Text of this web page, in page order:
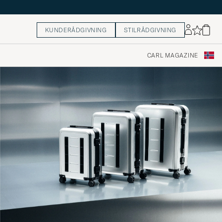
KUNDERÅDGIVNING STILRÅDGIVNING
CARL MAGAZINE